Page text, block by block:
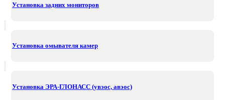
Установка задних мониторов
Установка омывателя камер
Установка ЭРА-ГЛОНАСС (увэос, авэос)